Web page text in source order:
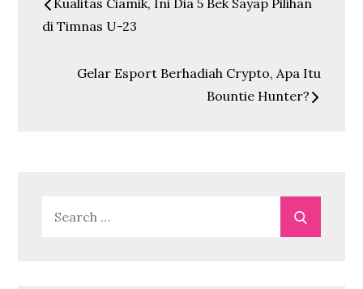
navigation
Kualitas Ciamik, Ini Dia 5 Bek Sayap Pilihan
di Timnas U-23
Gelar Esport Berhadiah Crypto, Apa Itu
Bountie Hunter?